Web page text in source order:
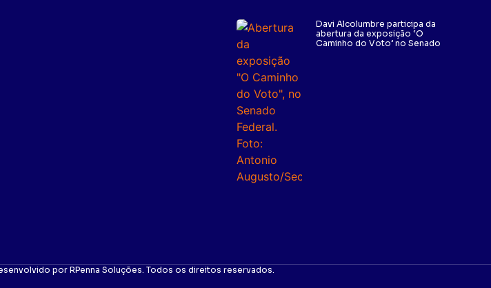
Davi Alcolumbre participa da
abertura da exposição ‘O
Caminho do Voto’ no Senado
por RPenna Soluções. Todos os direitos reservados.